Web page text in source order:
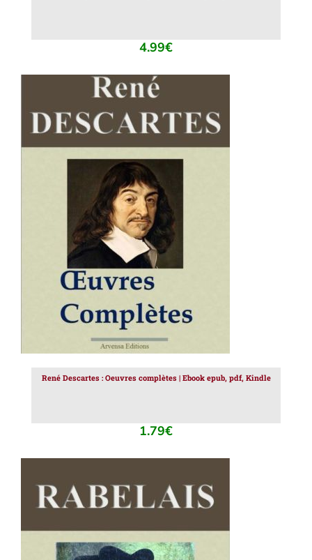
4.99€
AJOUTER AU PANIER / DÉTAILS
René Descartes : Oeuvres complètes | Ebook epub, pdf, Kindle
1.79€